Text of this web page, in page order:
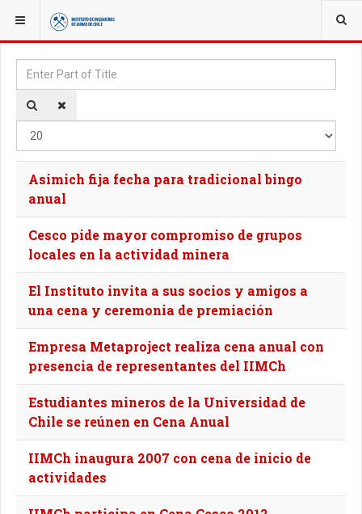
YOU ARE HERE: TAGS
Enter Part of Title
Asimich fija fecha para tradicional bingo
anual
Cesco pide mayor compromiso de grupos
locales en la actividad minera
El Instituto invita a sus socios y amigos a
una cena y ceremonia de premiación
Empresa Metaproject realiza cena anual con
presencia de representantes del IIMCh
Estudiantes mineros de la Universidad de
Chile se reúnen en Cena Anual
IIMCh inaugura 2007 con cena de inicio de
actividades